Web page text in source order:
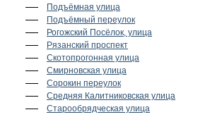
Подъёмная улица
Подъёмный переулок
Рогожский Посёлок, улица
Рязанский проспект
Скотопрогонная улица
Смирновская улица
Сорокин переулок
Средняя Калитниковская улица
Старообрядческая улица